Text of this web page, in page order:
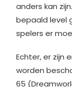
anders kan
bepaald level
spelers er
Echter, er zijn
worden
65